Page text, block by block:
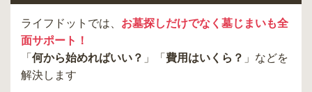
ライフドットでは、 お墓探しだけでなく墓じまいも全
面サポート！
「 何から始めればいい？ 」「 費用はいくら？ 」などを
解決します